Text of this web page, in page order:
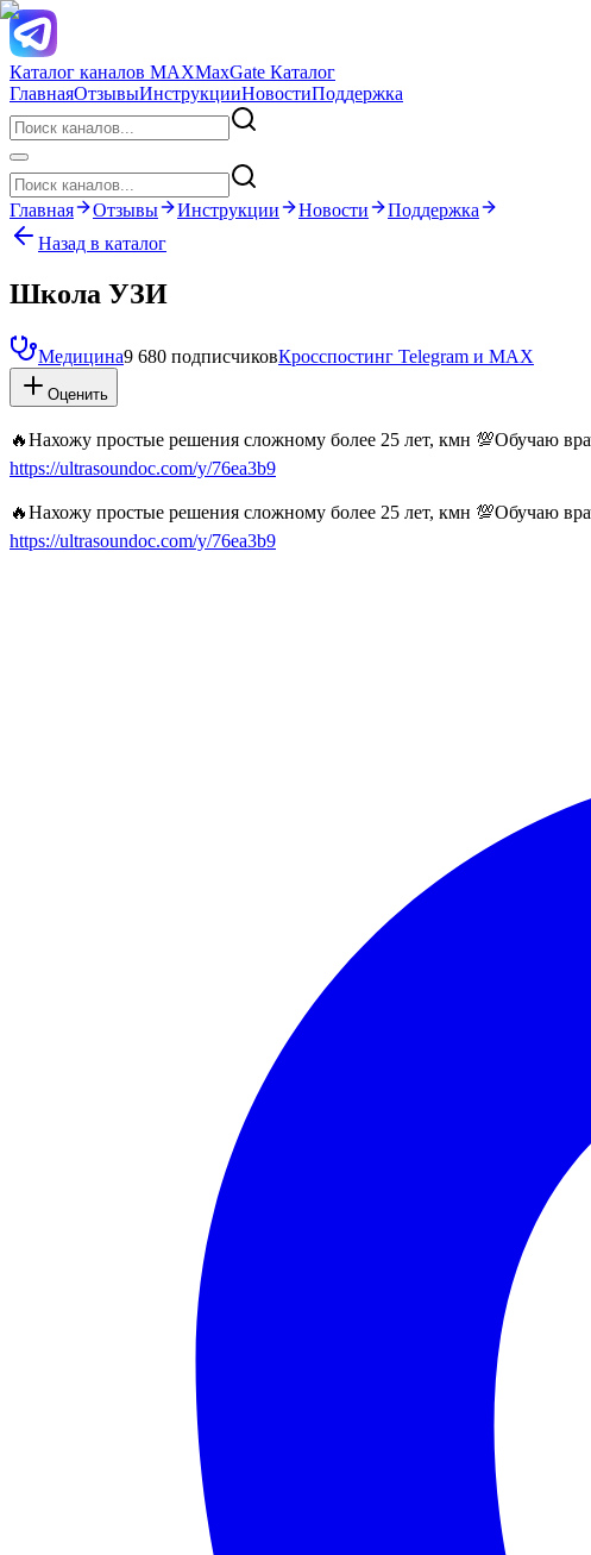
Каталог каналов MAXMaxGate Каталог
ГлавнаяОтзывыИнструкцииНовостиПоддержка
Главная Отзывы Инструкции Новости
Поддержка
Назад в каталог
Школа УЗИ
Медицина9 680 подписчиковКросспостинг Telegram и MAX
Оценить
🔥Нахожу простые решения сложному более 25 лет, кмн 💯Обучаю
https://ultrasoundoc.com/y/76ea3b9
🔥Нахожу простые решения сложному более 25 лет, кмн 💯Обучаю
https://ultrasoundoc.com/y/76ea3b9